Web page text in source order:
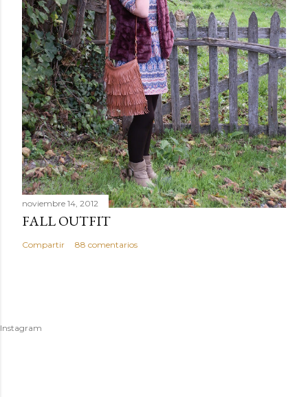
noviembre 14, 2012
FALL OUTFIT
Compartir 88 comentarios
Instagram